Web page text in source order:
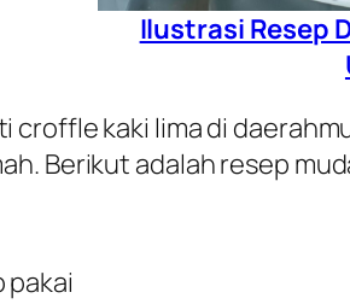
Ilustrasi Resep
croffle kaki lima di
Berikut adalah resep
pakai